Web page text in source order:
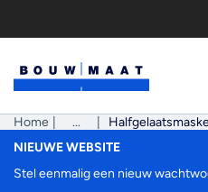
inhoud
Home ...
Pad
NIEUWE WEBSITE
Stel eenmalig een nieuw